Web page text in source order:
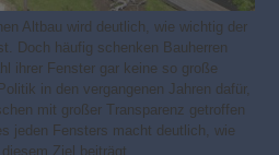
Altbau wird deutlich, wie wichtig der
Doch häufig schenken Bauherren
ihrer Fenster gar keine so große
in den vergangenen Jahren dafür,
mit großer Transparenz getroffen
jeden Fensters macht deutlich, wie
Ziel beiträgt.